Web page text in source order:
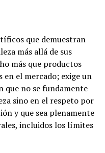
que demuestran
más allá de sus
más que productos
en el mercado; exige un
que no se fundamente
sino en el respeto por
y que sea plenamente
incluidos los límites